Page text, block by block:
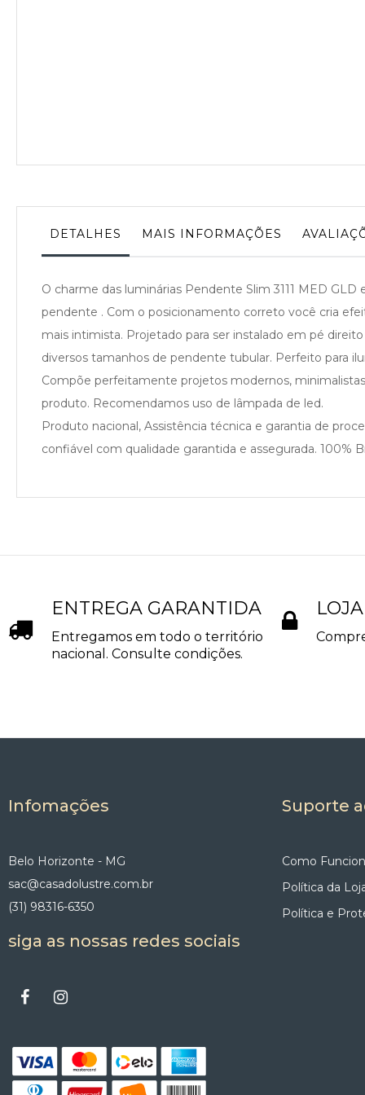
DETALHES MAIS INFORMAÇÕES
O charme das luminárias Pendente Slim 3111 MED
pendente . Com o posicionamento correto você cria
mais intimista. Projetado para ser instalado em pé
diversos tamanhos de pendente tubular. Perfeito para
Compõe perfeitamente projetos modernos,
produto. Recomendamos uso de lâmpada de led.
Produto nacional, Assistência técnica e garantia de
confiável com qualidade garantida e assegurada. 100%
ENTREGA GARANTIDA
Entregamos em todo o território
nacional. Consulte condições.
Infomações
Belo Horizonte - MG
sac@casadolustre.com.br
(31) 98316-6350
siga as nossas redes sociais
Suporte
Como
Política da
Política e